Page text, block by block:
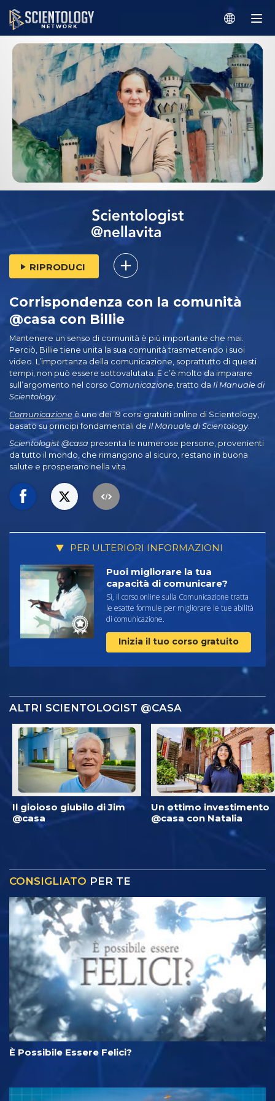
RIPRODUCI
Corrispondenza con la comunità
@casa con Billie
Mantenere un senso di comunità è più importante che mai.
Perciò, Billie tiene unita la sua comunità trasmettendo i suoi
video. L’importanza della comunicazione, soprattutto di questi
tempi, non può essere sottovalutata. E c’è molto da imparare
sull’argomento nel corso Comunicazione , tratto da Il Manuale di
Scientology.
Comunicazione è uno dei 19 corsi gratuiti online di Scientology,
basato su principi fondamentali de Il Manuale di Scientology.
Scientologist @casa presenta le numerose persone, provenienti
da tutto il mondo, che rimangono al sicuro, restano in buona
salute e prosperano nella vita.
PER ULTERIORI INFORMAZIONI
Puoi migliorare la tua
capacità di comunicare?
Sì, il corso online sulla Comunicazione tratta
le esatte formule per migliorare le tue abilità
di comunicazione.
Inizia il tuo corso gratuito
ALTRI SCIENTOLOGIST @CASA
Il gioioso giubilo di Jim
@casa
Un ottimo investimento
@casa con Natalia
CONSIGLIATO PER TE
È Possibile Essere Felici?